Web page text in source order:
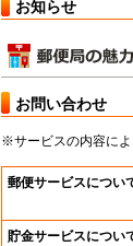
お知らせ
お問い合わせ
※サービスの内容によ
郵便サービスについ
貯金サービスについ